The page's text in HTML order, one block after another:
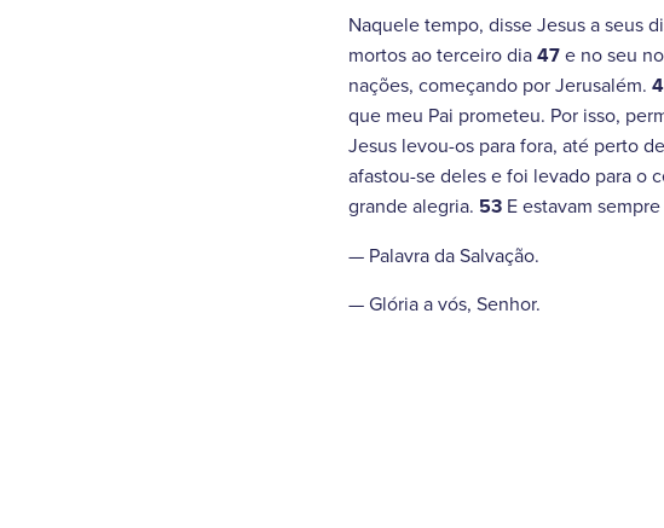
Naquele tempo, disse Jesus a seus
mortos ao terceiro dia47e no seu
nações, começando por Jerusalém.
que meu Pai prometeu. Por isso,
Jesus levou-os para fora, até perto
afastou-se deles e foi levado para o
grande alegria. 53 E estavam
— Palavra da Salvação.
— Glória a vós, Senhor.